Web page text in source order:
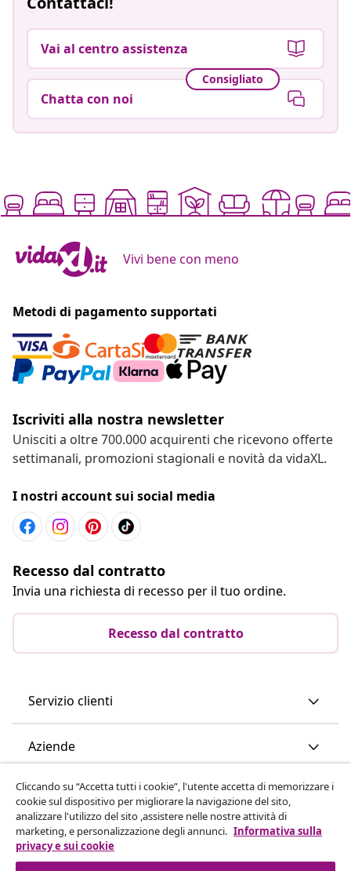
Vai al centro assistenza
Consigliato
Chatta con noi
Vivi bene con meno
Metodi di pagamento supportati
Iscriviti alla nostra newsletter
Unisciti a oltre 700.000 acquirenti che ricevono offerte
settimanali, promozioni stagionali e novità da vidaXL.
I nostri account sui social media
Recesso dal contratto
Invia una richiesta di recesso per il tuo ordine.
Recesso dal contratto
Servizio clienti
Aziende
vidaXL
Scopri di più
Cliccando su “Accetta tutti i cookie”, l'utente accetta di memorizzare i
cookie sul dispositivo per migliorare la navigazione del sito,
analizzare l'utilizzo del sito ,assistere nelle nostre attività di
marketing, e personalizzazione degli annunci. Informativa sulla
privacy e sui cookie